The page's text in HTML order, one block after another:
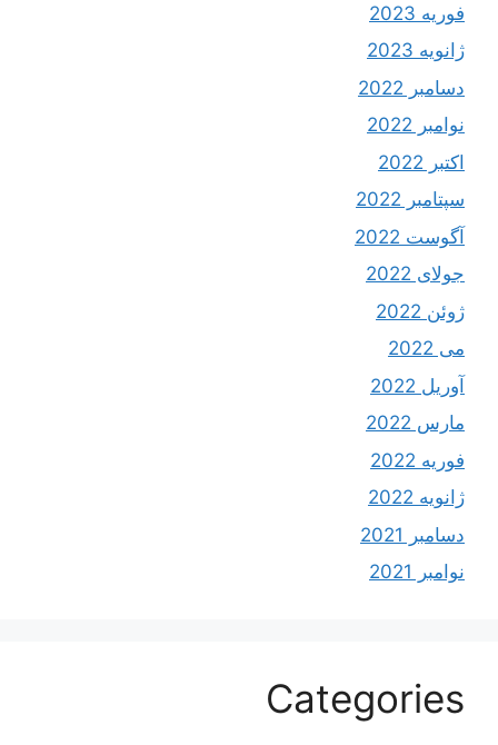
فوریه 2023
ژانویه 2023
دسامبر 2022
نوامبر 2022
اکتبر 2022
سپتامبر 2022
آگوست 2022
جولای 2022
ژوئن 2022
می 2022
آوریل 2022
مارس 2022
فوریه 2022
ژانویه 2022
دسامبر 2021
نوامبر 2021
Categories